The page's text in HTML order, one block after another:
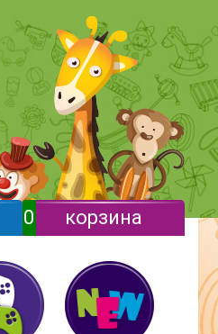
0 корзина